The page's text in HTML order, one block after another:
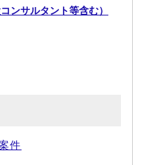
ンサルタント等含む）
件